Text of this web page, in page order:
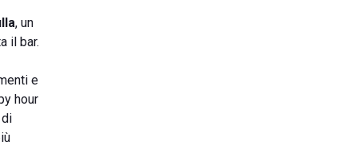
, un
il bar.
e
hour